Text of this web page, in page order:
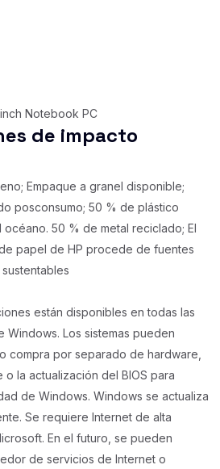
de impacto
Empaque a granel disponible;
posconsumo; 50 % de plástico
50 % de metal reciclado; El
papel de HP procede de fuentes
están disponibles en todas las
Los sistemas pueden
compra por separado de hardware,
la actualización del BIOS para
de Windows. Windows se actualiza
Se requiere Internet de alta
En el futuro, se pueden
de servicios de Internet o